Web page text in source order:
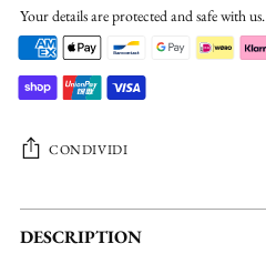
Your details are protected and safe with us.
CONDIVIDI
Aggiungere
un
DESCRIPTION